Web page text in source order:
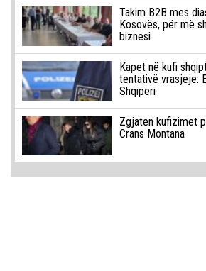
Takim B2B mes
Kosovës, për më
biznesi
Kapet në kufi
tentativë vrasjeje:
Shqipëri
Zgjaten kufizimet
Crans Montana